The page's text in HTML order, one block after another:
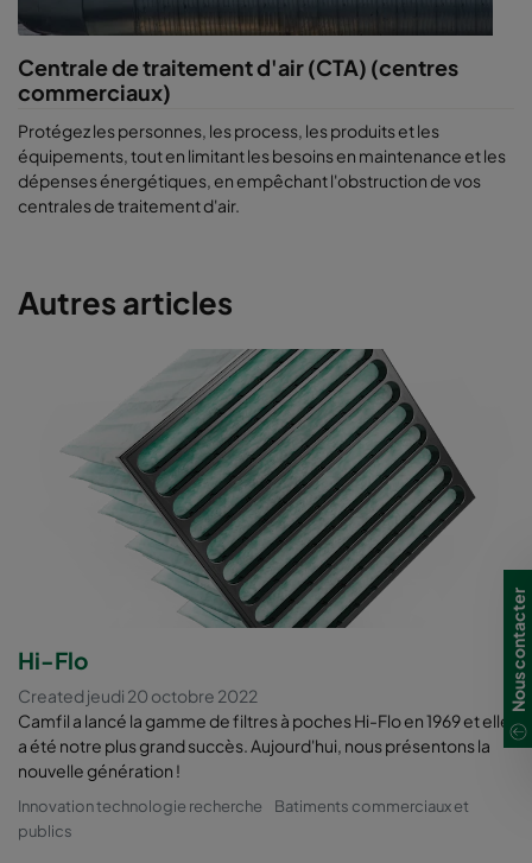
Centrale de traitement d'air (CTA) (centres
commerciaux)
Protégez les personnes, les process, les produits et les
équipements, tout en limitant les besoins en maintenance et les
dépenses énergétiques, en empêchant l'obstruction de vos
centrales de traitement d'air.
Autres articles
Hi-Flo
Created jeudi 20 octobre 2022
Camfil a lancé la gamme de filtres à poches Hi-Flo en 1969 et elle
a été notre plus grand succès. Aujourd'hui, nous présentons la
nouvelle génération !
Innovation technologie recherche
Batiments commerciaux et
publics
Nous contacter